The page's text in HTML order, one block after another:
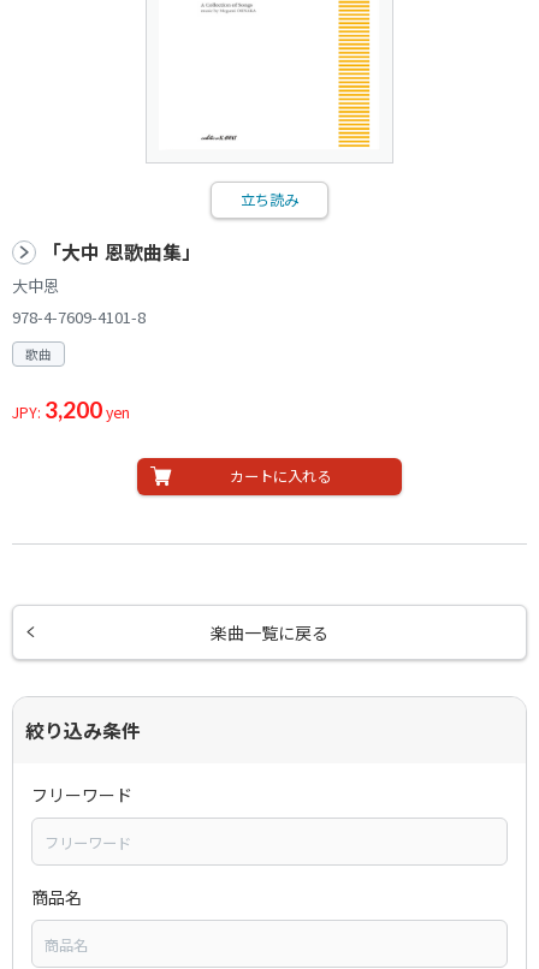
立ち読み
「大中 恩歌曲集」
大中恩
978-4-7609-4101-8
歌曲
JPY: 3,200yen
カートに入れる
楽曲一覧に戻る
絞り込み条件
フリーワード
商品名